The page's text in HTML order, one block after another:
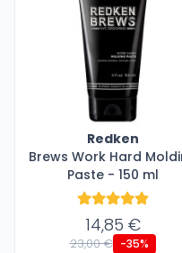
Redken
Brews Work Hard
Paste - 150 ml
14,85 €
23,00 € -35%